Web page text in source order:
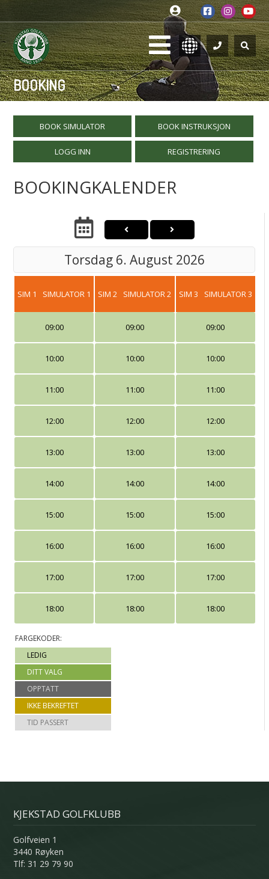
BOOKING
BOOK SIMULATOR BOOK INSTRUKSJON
LOGG INN REGISTRERING
BOOKINGKALENDER
Torsdag 6. August 2026
SIM 1 SIMULATOR 1
09:00
10:00
11:00
12:00
13:00
14:00
15:00
16:00
17:00
18:00
SIM 2 SIMULATOR 2
09:00
10:00
11:00
12:00
13:00
14:00
15:00
16:00
17:00
18:00
SIM 3 SIMULATOR 3
09:00
10:00
11:00
12:00
13:00
14:00
15:00
16:00
17:00
18:00
FARGEKODER:
LEDIG
DITT VALG
OPPTATT
IKKE BEKREFTET
TID PASSERT
KJEKSTAD GOLFKLUBB
Golfveien 1
3440 Røyken
Tlf: 31 29 79 90